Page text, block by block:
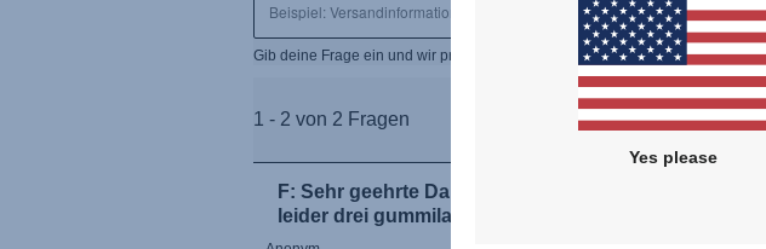
Yes please